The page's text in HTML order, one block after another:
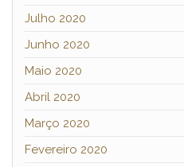
Julho 2020
Junho 2020
Maio 2020
Abril 2020
Março 2020
Fevereiro 2020